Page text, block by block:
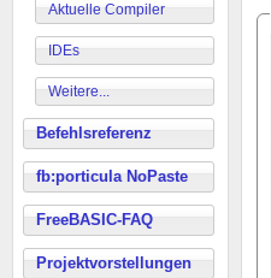
Aktuelle Compiler
IDEs
Weitere...
Befehlsreferenz
fb:porticula NoPaste
FreeBASIC-FAQ
Projektvorstellungen